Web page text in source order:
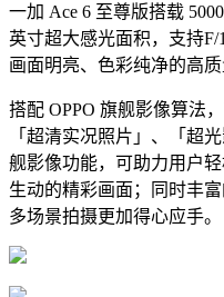
一加 Ace 6 至尊版搭载
英寸超大感光面积，支持
画面明亮、色彩纯净的高质
搭配 OPPO 旗舰影像算法
「超清实况照片」、「超
舰影像功能，可助力用户
生动的精彩画面；同时丰
多场景拍摄更加得心应手。